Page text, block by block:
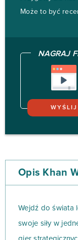
Może to być
NAGRAJ
WYŚLIJ
Opis Khan
Wejdź do świata
swoje siły w